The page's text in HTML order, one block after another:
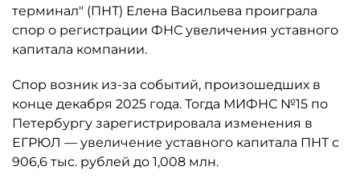
терминал" (ПНТ) Елена Васильева проиграла
спор о регистрации ФНС увеличения уставного
капитала компании.
Спор возник из-за событий, произошедших в
конце декабря 2025 года. Тогда МИФНС №15 по
Петербургу зарегистрировала изменения в
ЕГРЮЛ — увеличение уставного капитала ПНТ с
906,6 тыс. рублей до 1,008 млн.